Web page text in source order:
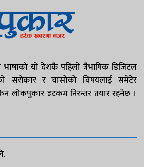
भाषाको यो देशकै पहिलो त्रैभाषिक डिजिटल
सरोकार र चासोको विषयलाई समेटेर
लोकपुकार डटकम निरन्तर तयार रहनेछ ।